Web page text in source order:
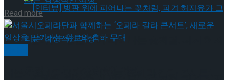
[인터뷰] 빙판 위에 피어나는 꽃처럼, 피겨 허지
Read moreDetails